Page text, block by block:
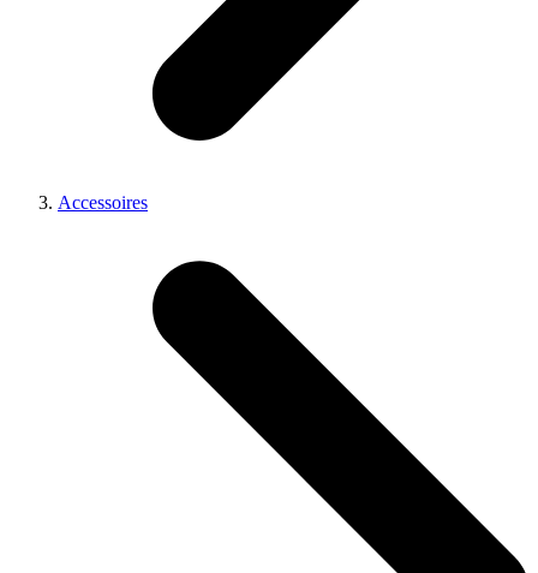
Accessoires